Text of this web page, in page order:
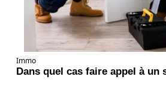
Immo
Dans quel cas faire appel à un